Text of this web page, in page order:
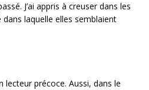
J’ai appris à creuser dans les
laquelle elles semblaient
lecteur précoce. Aussi, dans le